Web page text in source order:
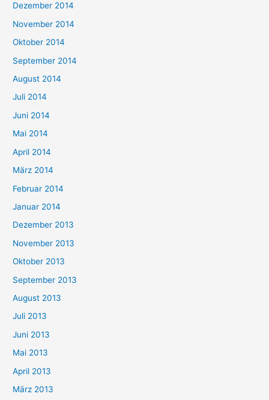
Dezember 2014
November 2014
Oktober 2014
September 2014
August 2014
Juli 2014
Juni 2014
Mai 2014
April 2014
März 2014
Februar 2014
Januar 2014
Dezember 2013
November 2013
Oktober 2013
September 2013
August 2013
Juli 2013
Juni 2013
Mai 2013
April 2013
März 2013